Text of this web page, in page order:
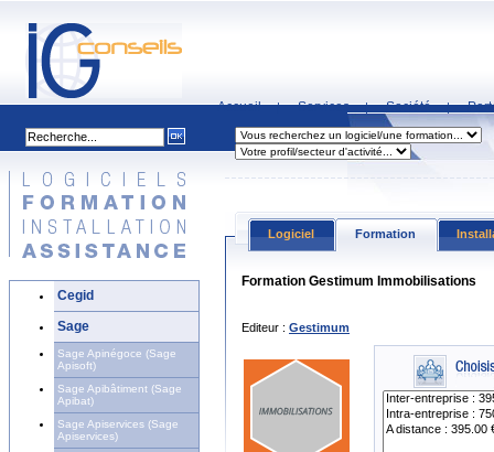
Accueil | Services | Société |
Cegid
Sage
Sage Apinégoce (Sage
Apisoft)
Sage Apibâtiment (Sage
Apibat)
Sage Apiservices (Sage
Apiservices)
Logiciel Formation
Formation Gestimum Immobilisations
Editeur : Gestimum